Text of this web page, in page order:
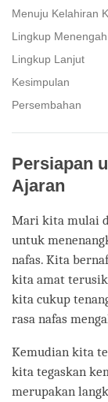
Menuju Kelahiran
Lingkup Menengah
Lingkup Lanjut
Kesimpulan
Persembahan
Persiapan
Ajaran
Mari kita mulai
untuk
nafas. Kita
kita amat
kita cukup
rasa nafas
Kemudian kita
kita tegaskan
merupakan